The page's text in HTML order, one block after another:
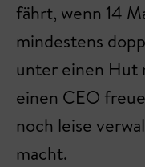
fährt, wenn 14
mindestens
unter einen Hut
einen CEO
noch leise
macht.